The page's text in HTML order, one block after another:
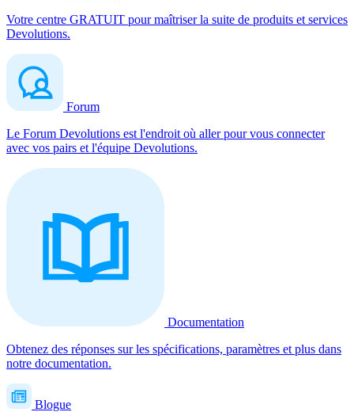
Votre centre GRATUIT pour maîtriser la suite de produits et services
Devolutions.
Forum
Le Forum Devolutions est l'endroit où aller pour vous connecter
avec vos pairs et l'équipe Devolutions.
Documentation
Obtenez des réponses sur les spécifications, paramètres et plus dans
notre documentation.
Blogue